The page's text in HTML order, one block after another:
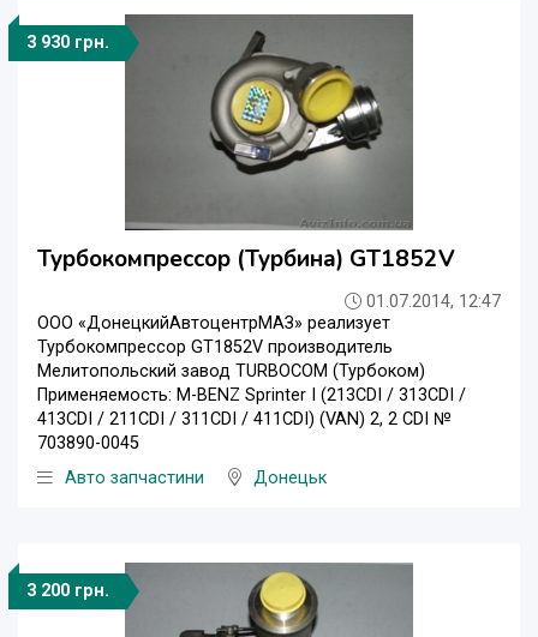
3 930 грн.
Турбокомпрессор (Турбина) GT1852V
01.07.2014, 12:47
ООО «ДонецкийАвтоцентрМАЗ» реализует
Турбокомпрессор GT1852V производитель
Мелитопольский завод TURBOCOM (Турбоком)
Применяемость: M-BENZ Sprinter I (213CDI / 313CDI /
413CDI / 211CDI / 311CDI / 411CDI) (VAN) 2, 2 CDI №
703890-0045
Авто запчастини
Донецьк
3 200 грн.